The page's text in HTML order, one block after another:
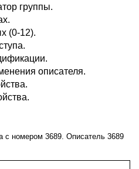
группы.
(0-12).
описателя.
с номером 3689. Описатель 3689